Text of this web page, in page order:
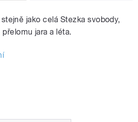
jako celá Stezka svobody,
jara a léta.